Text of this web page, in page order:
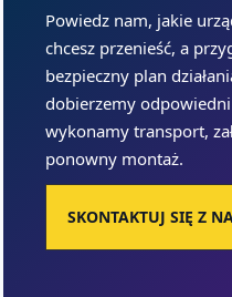
Powiedz nam, jakie
chcesz przenieść, a
bezpieczny plan
dobierzemy
wykonamy transport,
ponowny montaż.
SKONTAKTUJ SIĘ Z